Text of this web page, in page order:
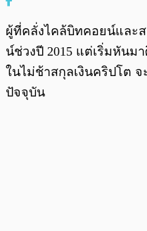
ผู้ที่คลั่งไคล้บิทคอยน์และ
น์ช่วงปี 2015 แต่เริ่มหันม
ในไม่ช้าสกุลเงินคริปโต
ปัจจุบัน